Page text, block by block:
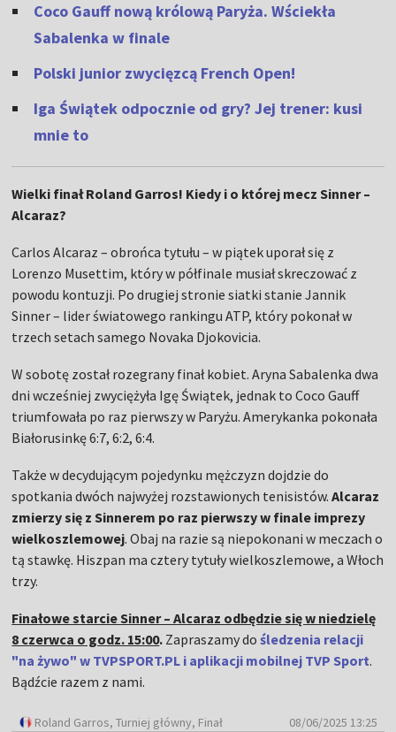
Coco Gauff nową królową Paryża. Wściekła
Sabalenka w finale
Polski junior zwycięzcą French Open!
Iga Świątek odpocznie od gry? Jej trener: kusi
mnie to
Wielki finał Roland Garros! Kiedy i o której mecz Sinner –
Alcaraz?
Carlos Alcaraz – obrońca tytułu – w piątek uporał się z
Lorenzo Musettim, który w półfinale musiał skreczować z
powodu kontuzji. Po drugiej stronie siatki stanie Jannik
Sinner – lider światowego rankingu ATP, który pokonał w
trzech setach samego Novaka Djokovicia.
W sobotę został rozegrany finał kobiet. Aryna Sabalenka dwa
dni wcześniej zwyciężyła Igę Świątek, jednak to Coco Gauff
triumfowała po raz pierwszy w Paryżu. Amerykanka pokonała
Białorusinkę 6:7, 6:2, 6:4.
Także w decydującym pojedynku mężczyzn dojdzie do
spotkania dwóch najwyżej rozstawionych tenisistów.Alcaraz
zmierzy się z Sinnerem po raz pierwszy w finale imprezy
wielkoszlemowej. Obaj na razie są niepokonani w meczach o
tą stawkę. Hiszpan ma cztery tytuły wielkoszlemowe, a Włoch
trzy.
Finałowe starcie Sinner – Alcaraz odbędzie się w niedzielę
8 czerwca o godz. 15:00. Zapraszamy do śledzenia relacji
"na żywo" w TVPSPORT.PL i aplikacji mobilnej TVP Sport.
Bądźcie razem z nami.
Roland Garros, Turniej główny, Finał
08/06/2025 13:25